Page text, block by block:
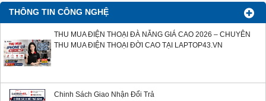
THÔNG TIN CÔNG NGHỆ
THU MUA ĐIỆN THOẠI ĐÀ NẴNG GIÁ CAO 2026 – CHUYÊN
THU MUA ĐIỆN THOẠI ĐỜI CAO TẠI LAPTOP43.VN
Chinh Sách Giao Nhận Đổi Trả